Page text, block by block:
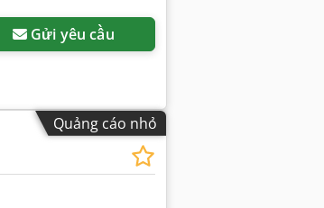
Gửi yêu cầu
Quảng cáo nhỏ